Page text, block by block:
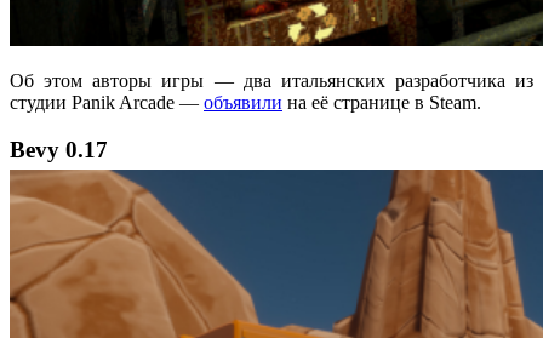
Об этом авторы игры — два итальянских разработчика из
студии Panik Arcade — объявили на её странице в Steam.
Bevy 0.17